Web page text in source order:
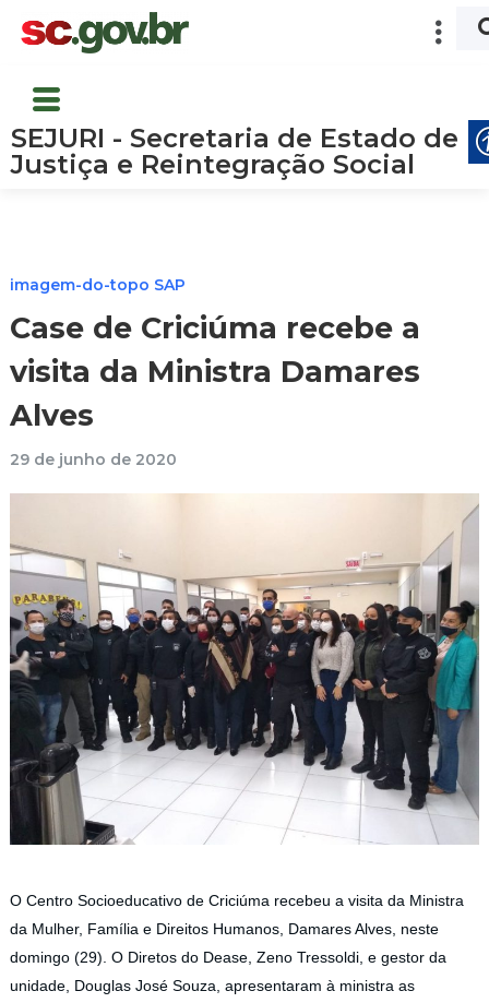
SEJURI - Secretaria de Estado de
Justiça e Reintegração Social
imagem-do-topo SAP
Case de Criciúma recebe a
visita da Ministra Damares
Alves
29 de junho de 2020
O Centro Socioeducativo de Criciúma recebeu a visita da Ministra
da Mulher, Família e Direitos Humanos, Damares Alves, neste
domingo (29). O Diretos do Dease, Zeno Tressoldi, e gestor da
unidade, Douglas José Souza, apresentaram à ministra as